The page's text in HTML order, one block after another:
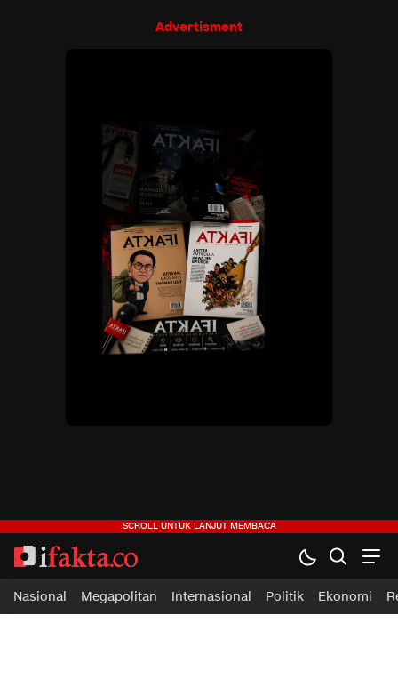
Advertisment
ifakta.co
#pastibenar
Nasional Megapolitan Internasional Politik Ekonomi